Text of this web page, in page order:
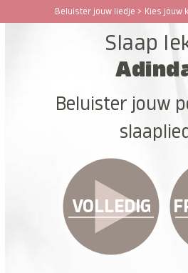
Beluister jouw liedje > Kies jouw
Open
Close
Slaap
Beluister jouw
VOLLEDIG